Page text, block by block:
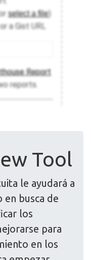
Tool
le ayudará a
en busca de
los
para
en los